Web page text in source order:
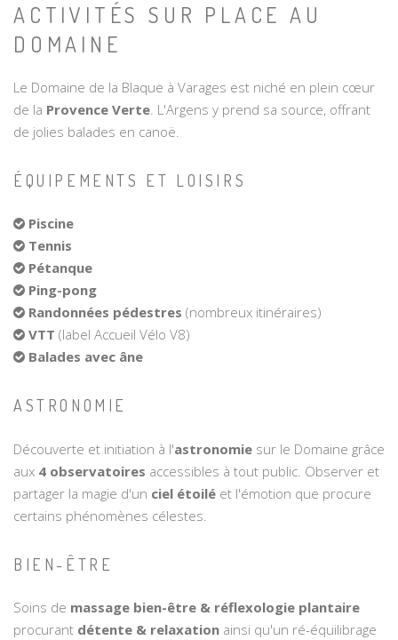
ACTIVITÉS SUR PLACE AU
DOMAINE
Le Domaine de la Blaque à Varages est niché en plein cœur
de la Provence Verte. L'Argens y prend sa source, offrant
de jolies balades en canoë.
ÉQUIPEMENTS ET LOISIRS
Piscine
Tennis
Pétanque
Ping-pong
Randonnées pédestres (nombreux itinéraires)
VTT (label Accueil Vélo V8)
Balades avec âne
ASTRONOMIE
Découverte et initiation à l'astronomie sur le Domaine grâce
aux 4 observatoires accessibles à tout public. Observer et
partager la magie d'un ciel étoilé et l'émotion que procure
certains phénomènes célestes.
BIEN-ÊTRE
Soins de massage bien-être & réflexologie plantaire
procurant détente & relaxation ainsi qu'un ré-équilibrage